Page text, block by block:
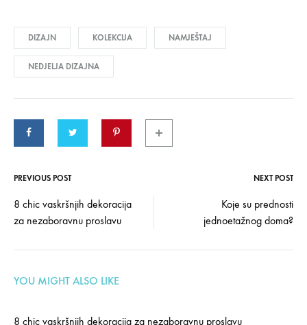
DIZAJN KOLEKCIJA NAMJEŠTAJ
NEDJELJA DIZAJNA
Post
navigation
PREVIOUS POST NEXT POST
8 chic vaskršnjih dekoracija
za nezaboravnu proslavu
Koje su prednosti
jednoetažnog doma?
YOU MIGHT ALSO LIKE
8 chic vaskršnjih dekoracija za nezaboravnu proslavu